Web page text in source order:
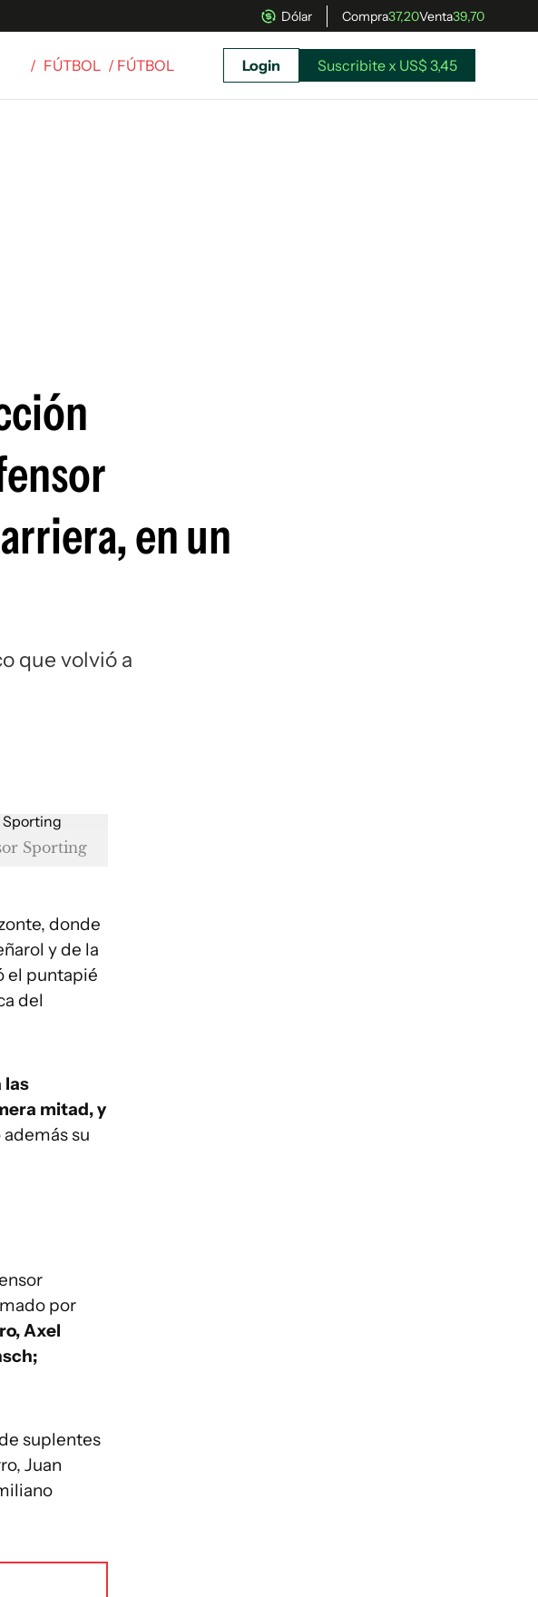
Dólar Compra37,20Venta39,70
/ FÚTBOL / FÚTBOL Login Suscribite x US$ 3,45
en un
que volvió a
Sporting
donde
y de la
el puntapié
del
las
mitad, y
su
por
Axel
suplentes
Juan